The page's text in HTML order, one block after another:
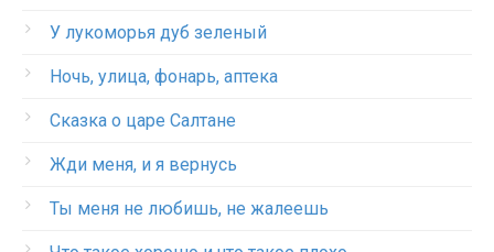
У лукоморья дуб зеленый
Ночь, улица, фонарь, аптека
Сказка о царе Салтане
Жди меня, и я вернусь
Ты меня не любишь, не жалеешь